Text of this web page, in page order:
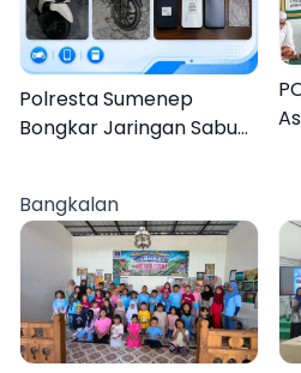
Polresta Sumenep
Bongkar Jaringan Sabu
Bangkalan